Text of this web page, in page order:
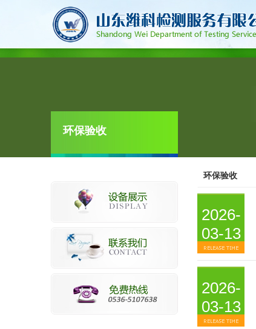
环保验收
环保验收
2026-
03-13
2026-
03-13